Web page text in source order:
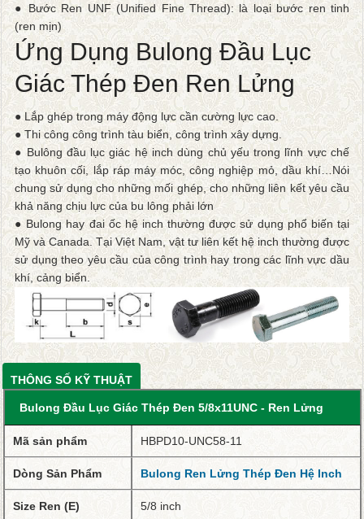
● Bước Ren UNF (Unified Fine Thread): là loại bước ren tinh
(ren mịn)
Ứng Dụng Bulong Đầu Lục
Giác Thép Đen Ren Lửng
● Lắp ghép trong máy động lực cần cường lực cao.
● Thi công công trình tàu biển, công trình xây dựng.
● Bulông đầu lục giác hệ inch dùng chủ yếu trong lĩnh vực chế
tạo khuôn cối, lắp ráp máy móc, công nghiệp mỏ, dầu khí…Nói
chung sử dụng cho những mối ghép, cho những liên kết yêu cầu
khả năng chịu lực của bu lông phải lớn
● Bulong hay đai ốc hệ inch thường được sử dụng phổ biến tại
Mỹ và Canada. Tại Việt Nam, vật tư liên kết hệ inch thường được
sử dụng theo yêu cầu của công trình hay trong các lĩnh vực dầu
khí, cảng biển.
THÔNG SỐ KỸ THUẬT
Bulong Đầu Lục Giác Thép Đen 5/8x11UNC - Ren Lửng
Mã sản phẩm HBPD10-UNC58-11
Dòng Sản Phẩm Bulong Ren Lửng Thép Đen Hệ Inch
Size Ren (E) 5/8 inch